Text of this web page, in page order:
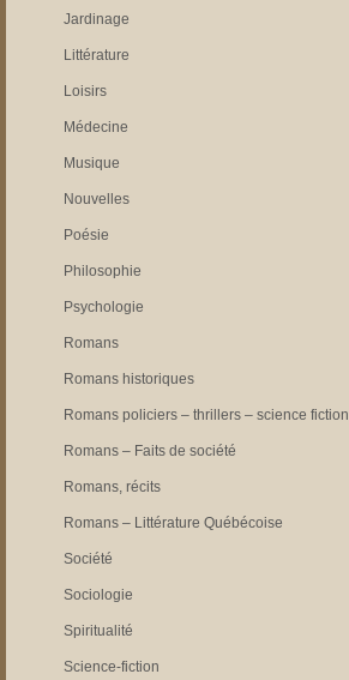
Jardinage
Littérature
Loisirs
Médecine
Musique
Nouvelles
Poésie
Philosophie
Psychologie
Romans
Romans historiques
Romans policiers – thrillers – science fiction
Romans – Faits de société
Romans, récits
Romans – Littérature Québécoise
Société
Sociologie
Spiritualité
Science-fiction